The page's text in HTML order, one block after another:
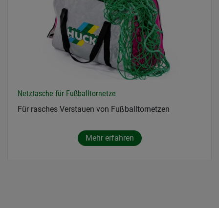
Netztasche für Fußballtornetze
Für rasches Verstauen von Fußballtornetzen
Mehr erfahren